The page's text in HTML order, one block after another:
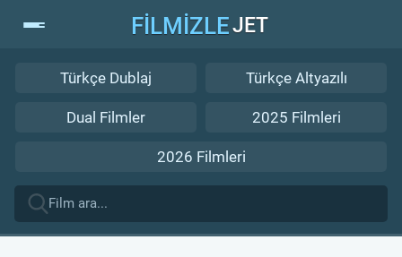
FİLMİZLEJET
Türkçe Dublaj Türkçe Altyazılı
Dual Filmler 2025 Filmleri
2026 Filmleri